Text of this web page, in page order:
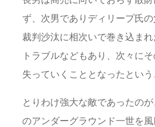
ず、次男でありディリープ氏
裁判沙汰に相次いで巻き込ま
トラブルなどもあり、次々に
失っていくこととなったという
とりわけ強大な敵であったの
のアンダーグラウンド一世を